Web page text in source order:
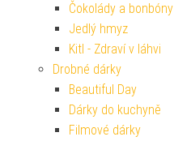
Čokolády a bonbóny
Jedlý hmyz
Kitl - Zdraví v láhvi
Drobné dárky
Beautiful Day
Dárky do kuchyně
Filmové dárky